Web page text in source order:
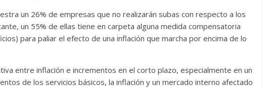
un 26% de empresas que no realizarán subas con respecto a los
un 55% de ellas tiene en carpeta alguna medida compensatoria
para paliar el efecto de una inflación que marcha por encima de lo
entre inflación e incrementos en el corto plazo, especialmente en un
de los servicios básicos, la inflación y un mercado interno afectado